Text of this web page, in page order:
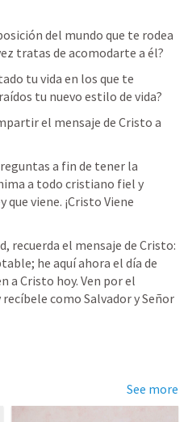
del mundo que te rodea
tratas de acomodarte a él?
tu vida en los que te
tu nuevo estilo de vida?
el mensaje de Cristo a
a fin de tener la
a todo cristiano fiel y
viene. ¡Cristo Viene
recuerda el mensaje de Cristo:
he aquí ahora el día de
a Cristo hoy. Ven por el
como Salvador y Señor
See more